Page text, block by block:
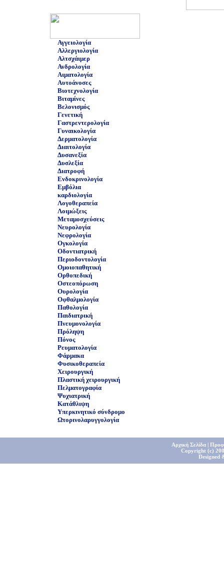
Αγγειολογία
Αλλεργιολογία
Αλτσχάιμερ
Ανδρολογία
Αιματολογία
Αυτοάνοσες
Βιοτεχνολογία
Βιταμίνες
Βελονισμός
Γενετική
Γαστρεντερολογία
Γυναικολογία
Δερματολογία
Διαιτολογία
Δυσανεξία
Δυσλεξία
Διατροφή
Ενδοκρινολογία
Εμβόλια
καρδιολογία
Λογοθεραπεία
Λοιμώξεις
Μεταμοσχεύσεις
Νευρολογία
Νεφρολογία
Ογκολογία
Οδοντιατρική
Περιοδοντολογία
Ομοιοπαθητική
Ορθοπεδική
Οστεοπόρωση
Ουρολογία
Οφθαλμολογία
Παθολογία
Παιδιατρική
Πνευμονολογία
Πρόληψη
Πόνος
Ρευματολογία
Φάρμακα
Φυσικοθεραπεία
Χειρουργική
Πλαστική χειρουργική
Πελματογραφία
Ψυχιατρική
Κατάθλιψη
Υπερκινητικό σύνδρομο
Ωτορινολαρυγγολογία
Αρχική Σελίδα|
Copyright (c)
Designed